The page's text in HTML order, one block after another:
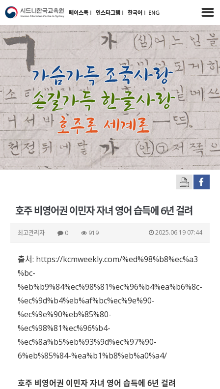
페이스북 l 인스타그램 l 한국어 l ENG
호주 비영어권 이민자 자녀 영어 습득에 6년 걸려
최고관리자 0 919 2025.06.19 07:44
출처: https://kcmweekly.com/%ed%98%b8%ec%a3
%bc-
%eb%b9%84%ec%98%81%ec%96%b4%ea%b6%8c-
%ec%9d%b4%eb%af%bc%ec%9e%90-
%ec%9e%90%eb%85%80-
%ec%98%81%ec%96%b4-
%ec%8a%b5%eb%93%9d%ec%97%90-
6%eb%85%84-%ea%b1%b8%eb%a0%a4/
호주 비영어권 이민자 자녀 영어 습득에 6년 걸려